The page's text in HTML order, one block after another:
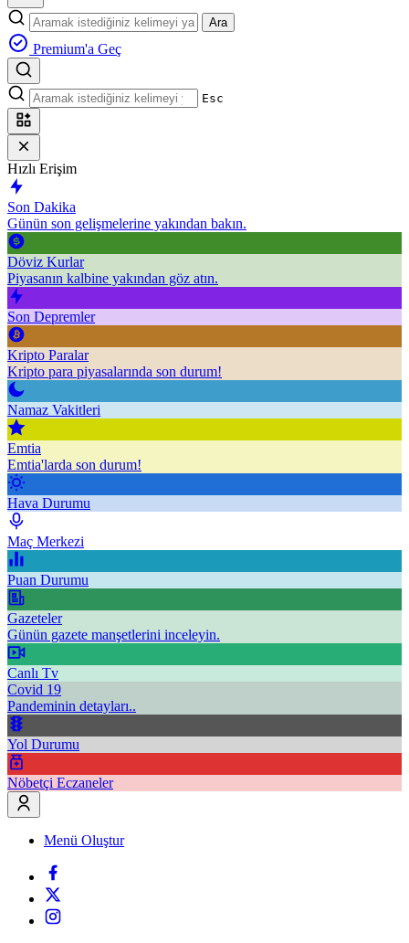
Ara
Premium'a Geç
Esc
Hızlı Erişim
Son Dakika
Günün son gelişmelerine yakından bakın.
Döviz Kurlar
Piyasanın kalbine yakından göz atın.
Son Depremler
Kripto Paralar
Kripto para piyasalarında son durum!
Namaz Vakitleri
Emtia
Emtia'larda son durum!
Hava Durumu
Maç Merkezi
Puan Durumu
Gazeteler
Günün gazete manşetlerini inceleyin.
Canlı Tv
Covid 19
Pandeminin detayları..
Yol Durumu
Nöbetçi Eczaneler
Menü Oluştur